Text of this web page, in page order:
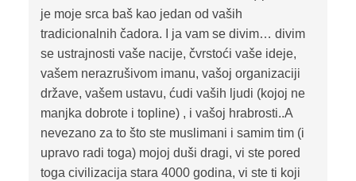
je moje srca baš kao jedan od vaših
tradicionalnih čadora. I ja vam se divim… divim
se ustrajnosti vaše nacije, čvrstoći vaše ideje,
vašem nerazrušivom imanu, vašoj organizaciji
države, vašem ustavu, ćudi vaših ljudi (kojoj ne
manjka dobrote i topline) , i vašoj hrabrosti..A
nevezano za to što ste muslimani i samim tim (i
upravo radi toga) mojoj duši dragi, vi ste pored
toga civilizacija stara 4000 godina, vi ste ti koji